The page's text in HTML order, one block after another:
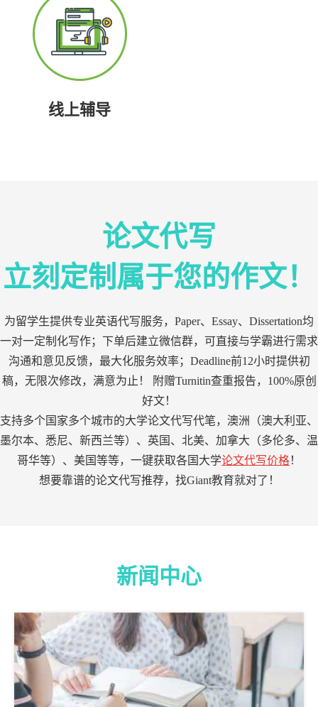
线上辅导
论文代写
立刻定制属于您的作文！
为留学生提供专业英语代写服务，Paper、Essay、Dissertation均
一对一定制化写作；下单后建立微信群，可直接与学霸进行需求
沟通和意见反馈，最大化服务效率；Deadline前12小时提供初
稿，无限次修改，满意为止！ 附赠Turnitin查重报告，100%原创
好文！
支持多个国家多个城市的大学论文代写代笔，澳洲（澳大利亚、
墨尔本、悉尼、新西兰等）、英国、北美、加拿大（多伦多、温
哥华等）、美国等等，一键获取各国大学论文代写价格！
想要靠谱的论文代写推荐，找Giant教育就对了！
新闻中心